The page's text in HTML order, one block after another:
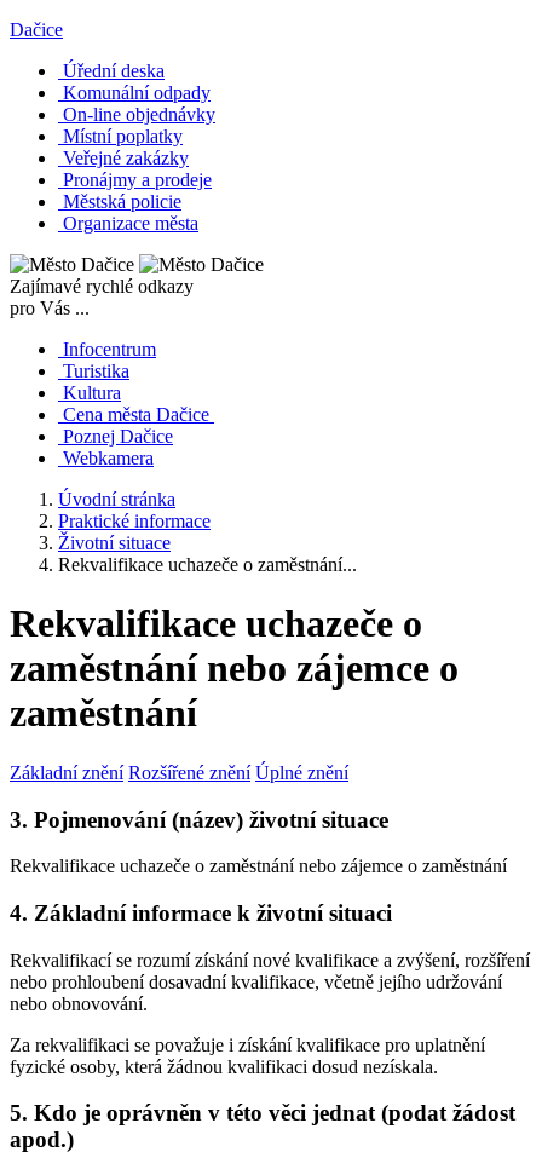
Dačice
Úřední deska
Komunální odpady
On-line objednávky
Místní poplatky
Veřejné zakázky
Pronájmy a prodeje
Městská policie
Organizace města
Zajímavé rychlé odkazy
pro Vás ...
Infocentrum
Turistika
Kultura
Cena města Dačice
Poznej Dačice
Webkamera
Úvodní stránka
Praktické informace
Životní situace
Rekvalifikace uchazeče o zaměstnání...
Rekvalifikace uchazeče o
zaměstnání nebo zájemce o
zaměstnání
Základní znění Rozšířené znění Úplné znění
3. Pojmenování (název) životní situace
Rekvalifikace uchazeče o zaměstnání nebo zájemce o zaměstnání
4. Základní informace k životní situaci
Rekvalifikací se rozumí získání nové kvalifikace a zvýšení, rozšíření
nebo prohloubení dosavadní kvalifikace, včetně jejího udržování
nebo obnovování.
Za rekvalifikaci se považuje i získání kvalifikace pro uplatnění
fyzické osoby, která žádnou kvalifikaci dosud nezískala.
5. Kdo je oprávněn v této věci jednat (podat žádost
apod.)